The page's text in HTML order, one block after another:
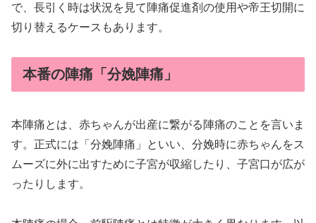
で、長引く時は状況を見て陣痛促進剤の使用や帝王切開に
切り替えるケースもあります。
本番の陣痛「分娩陣痛」
本陣痛とは、赤ちゃんが出産に繋がる陣痛のことを言いま
す。正式には「分娩陣痛」といい、分娩時に赤ちゃんをス
ムーズに外に出すために子宮が収縮したり、子宮口が広が
ったりします。